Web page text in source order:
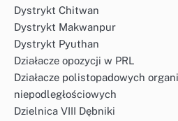
Dystrykt Chitwan
Dystrykt Makwanpur
Dystrykt Pyuthan
Działacze opozycji w PRL
Działacze polistopadowych
niepodległościowych
Dzielnica VIII Dębniki